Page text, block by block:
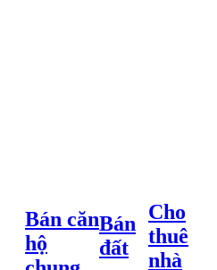
Bán căn
hộ
Bán
đất
Cho
thuê
nhà